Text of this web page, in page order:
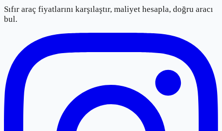
Sıfır araç fiyatlarını karşılaştır, maliyet hesapla, doğru aracı
bul.